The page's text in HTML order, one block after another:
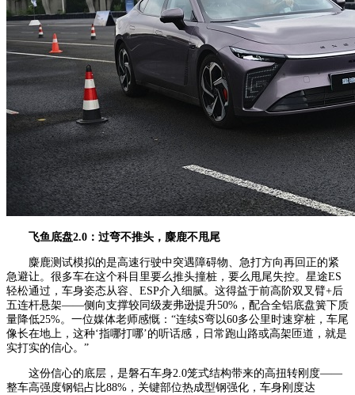
飞鱼底盘2.0： 过弯不推头，麋鹿不甩尾
麋鹿测试模拟的是高速行驶中突遇障碍物、急打方向再回正的紧
急避让。很多车在这个科目里要么推头撞桩，要么甩尾失控。星途ES
轻松通过，车身姿态从容、ESP介入细腻。这得益于前高阶双叉臂+后
五连杆悬架——侧向支撑较同级麦弗逊提升50%，配合全铝底盘簧下质
量降低25%。一位媒体老师感慨：“连续S弯以60多公里时速穿桩，车尾
像长在地上，这种‘指哪打哪’的听话感，日常跑山路或高架匝道，就是
实打实的信心。”
这份信心的底层，是磐石车身2.0笼式结构带来的高扭转刚度——
整车高强度钢铝占比88%，关键部位热成型钢强化，车身刚度达